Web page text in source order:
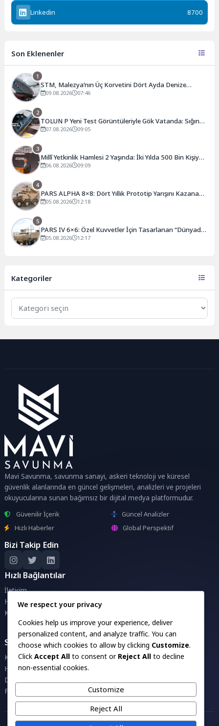
Linkedin 8700
Son Eklenenler
1
STM, Malezya’nın Üç Korvetini Dört Ayda Denize
İndirdi: TUNKU OSMAN JEWA Suyla Buluştu
09.08.2026 07:46
2
TOLUN P Yeni Test Görüntüleriyle Gök Vatanda: Sığınak
Delici Mühimmat Bir Kez Daha Sahnede
07.08.2026 09:05
3
Millî Yetkinlik Hamlesi 2 Yaşında: İki Yılda 500 Bin Kişiye
Ulaşan Seferberlik
06.08.2026 09:09
4
PARS ALPHA 8×8: Dört Yıllık Prototip Yarışını Kazanan
Yeni Nesil Zırhlı
05.08.2026 12:18
5
PARS IV 6×6: Özel Kuvvetler İçin Tasarlanan “Dünyada
Bir İlk” Zırhlı Araç
05.08.2026 12:17
Kategoriler
Mavi Savunma, savunma sanayi, askeri teknoloji ve küresel
güvenlik alanlarında en güncel gelişmeleri, analizleri ve projeleri
okuyucularına sunan bağımsız bir dijital medya platformudur.
Güvenilir İçerik
Güncel Analizler
Hızlı Haberler
Global Perspektif
Bizi Takip Edin
Hızlı Bağlantılar
İletişim
Hakkımızda
Künye
Savunma Sanayii Projeleri
Kara Projeleri
Havacılık Projeleri
Denizcilik Projeleri
Füze Projeleri
We respect your privacy
Cookies help us improve your experience, deliver
personalized content, and analyze traffic. You can
choose which cookies to allow by clicking Customize.
Click Accept All to consent or Reject All to decline
non-essential cookies.
Customize
Reject All